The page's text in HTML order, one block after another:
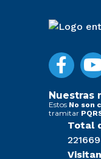
Nuestras
Estos No son
tramitar
Total